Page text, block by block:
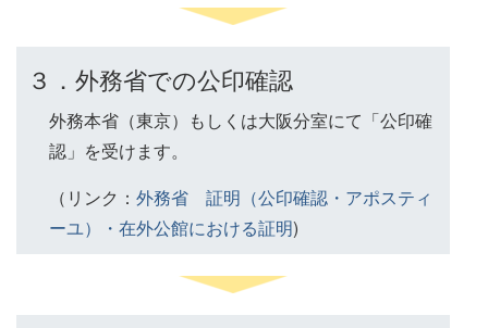
３．外務省での公印確認
外務本省（東京）もしくは大阪分室にて「公印確
認」を受けます。
（リンク： 外務省 証明（公印確認・アポスティ
ーユ）・在外公館における証明)